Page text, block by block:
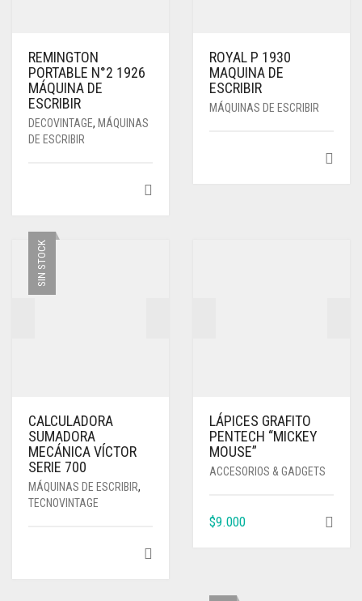
REMINGTON
PORTABLE N°2 1926
MÁQUINA DE
ESCRIBIR
DECOVINTAGE, MÁQUINAS
DE ESCRIBIR
ROYAL P 1930
MAQUINA DE
ESCRIBIR
MÁQUINAS DE ESCRIBIR
SIN STOCK
CALCULADORA
SUMADORA
MECÁNICA VÍCTOR
SERIE 700
MÁQUINAS DE ESCRIBIR,
TECNOVINTAGE
LÁPICES GRAFITO
PENTECH “MICKEY
MOUSE”
ACCESORIOS & GADGETS
$9.000